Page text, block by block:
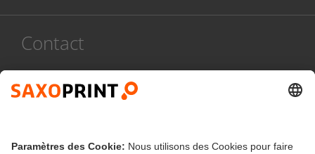
Contact
Service compétent et personnalisé
Lun - ven : 8h - 17h